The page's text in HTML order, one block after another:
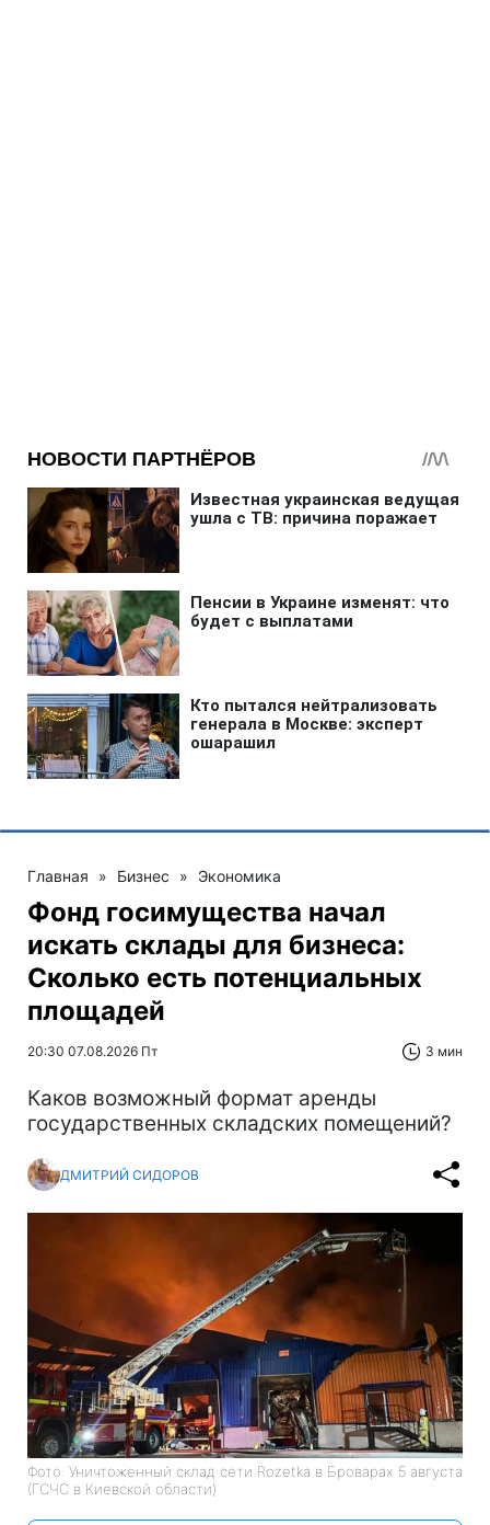
Главная » Бизнес » Экономика
Фонд госимущества начал
искать склады для бизнеса:
Сколько есть потенциальных
площадей
20:30 07.08.2026 Пт 3 мин
Каков возможный формат аренды
государственных складских помещений?
ДМИТРИЙ СИДОРОВ
Фото: Уничтоженный склад сети Rozetka в Броварах 5 августа
(ГСЧС в Киевской области)